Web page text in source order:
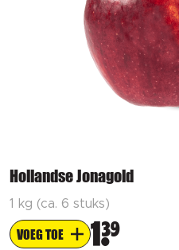
Hollandse Jonagold
1 kg (ca. 6 stuks)
VOEG TOE 1 39